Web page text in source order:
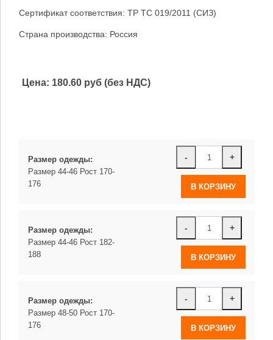
Сертификат соответствия: ТР ТС 019/2011 (СИЗ)
Страна производства: Россия
Цена: 180.60 руб (без НДС)
- +
Размер одежды:
Размер 44-46 Рост 170-
176
- +
Размер одежды:
Размер 44-46 Рост 182-
188
- +
Размер одежды:
Размер 48-50 Рост 170-
176